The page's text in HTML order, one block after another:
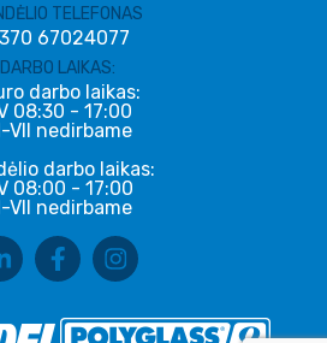
TELEFONAS
67024077
DARBO LAIKAS:
darbo laikas:
08:30 - 17:00
VII nedirbame
darbo laikas:
08:00 - 17:00
VII nedirbame